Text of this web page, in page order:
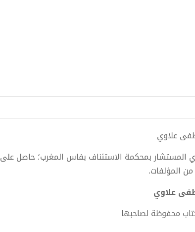
بمحكمة الاستئناف بفاس المغرب؛ حاصل على
المؤلفات.
محفوظة لصاحبها